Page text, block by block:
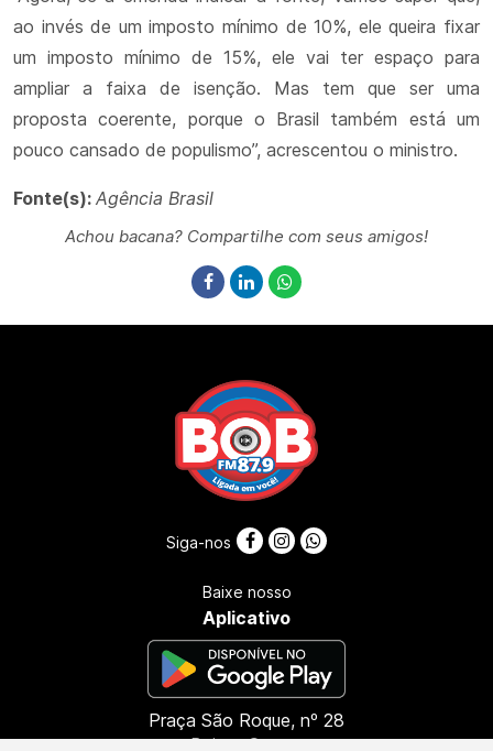
ao invés de um imposto mínimo de 10%, ele queira fixar
um imposto mínimo de 15%, ele vai ter espaço para
ampliar a faixa de isenção. Mas tem que ser uma
proposta coerente, porque o Brasil também está um
pouco cansado de populismo”, acrescentou o ministro.
Fonte(s): Agência Brasil
Achou bacana? Compartilhe com seus amigos!
Praça São Roque, nº 28
Bairro: Centro
Siga-nos
Baixe nosso
Aplicativo